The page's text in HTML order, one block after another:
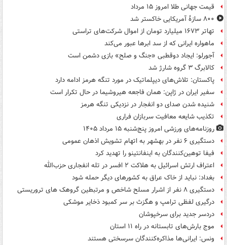
قیمت جهانی طلا امروز ۱۵ مرداد
۸۰۰ سازۀ آمریکایی خاکستر شد
تهاتر ۱۶۷۳ میلیارد تومان از اموال شرکت‌های تراستی
ماهواره ایرانی که از سد ابرها عبور می‌کند
آجورلو: ایجاد دوقطبی «جنگ و صلح‌» بازی دشمن است
کالابرگ ۳ گروه شارژ شد
پاکستان: تلاش‌های دیپلماتیک در مورد تنگه هرمز ادامه دارد
سفیر ایران در ژاپن: همان فاجعه هیروشیما در حال تکرار است
شنیده شدن صدای دو انفجار در نزدیکی تنگه هرمز
تکذیب شایعه معافیت سربازان فراری
روزنامه‌های ورزشی امروز پنج‌شنبه ۱۵ مرداد ۱۴۰۵
دستگیری ۶ نفر در بهشهر به اتهام تشویش اذهان عمومی
فیفا توهین‌کنندگان به اینفانتینو را تهدید کرد
اعتراف ارتش اسرائیل به هلاکت ۲ افسر در تله انفجاری حزب‌الله
بغداد: نباید از خاک عراق به کشورهای دیگر حمله شود
دستگیری ۸ نفر از اشرار مسلح شاخص و مرتبطین گروهک های تروریستی
درگیری لفظی ترامپ و هگزث بر سر کمبود ذخایر موشکی
دردسر جدید برای سرخپوشان
موج بارش‌های تابستانه در راه ۱۱ استان
ونس: ایرانی‌ها مذاکره‌کنندگان سرسختی هستند